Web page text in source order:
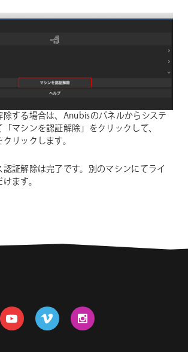
する場合は、Anubisのパネルからシステ
マシンを認証解除」をクリックして、
リックします。
証解除は完了です。別のマシンにてライ
ます。